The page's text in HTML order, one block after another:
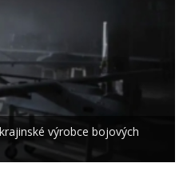
výrobce bojových